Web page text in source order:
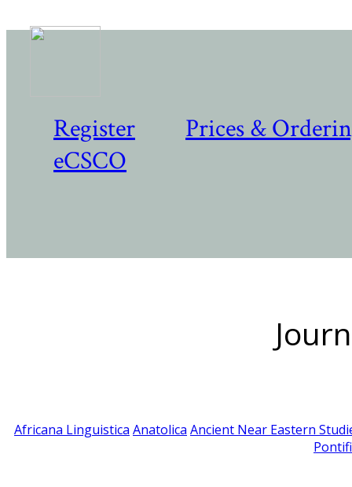
Register
Prices &
eCSCO
Africana Linguistica Anatolica Ancient Near Eastern